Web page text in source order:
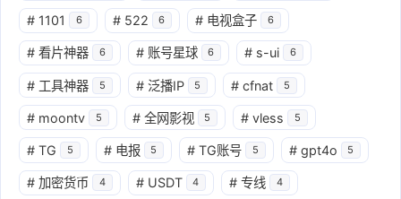
# 1101 6 # 522 6 # 电视盒子 6
# 看片神器 6 # 账号星球 6 # s-ui 6
# 工具神器 5 # 泛播IP 5 # cfnat 5
# moontv 5 # 全网影视 5 # vless 5
# TG 5 # 电报 5 # TG账号 5 # gpt4o 5
# 加密货币 4 # USDT 4 # 专线 4